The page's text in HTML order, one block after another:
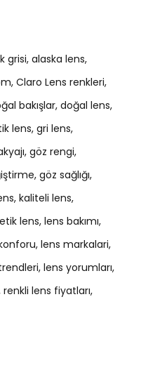
grisi alaska lens
Claro Lens renkleri
bakışlar doğal lens
lens gri lens
göz rengi
göz sağlığı
kaliteli lens
lens lens bakımı
lens markalari
lens yorumları
renkli lens fiyatları